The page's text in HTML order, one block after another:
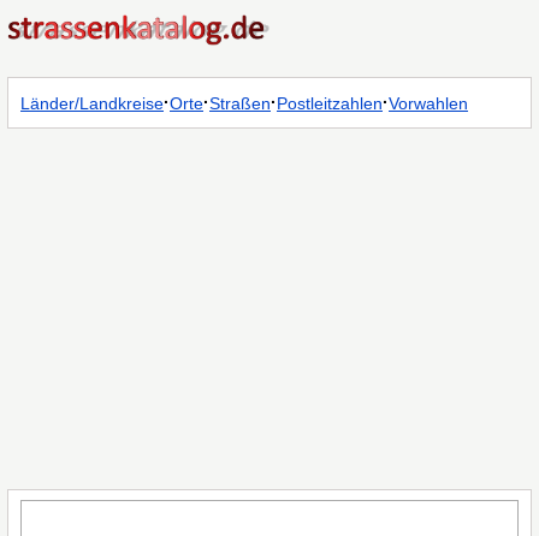
Länder/Landkreise·Orte·Straßen·Postleitzahlen·Vorwahlen